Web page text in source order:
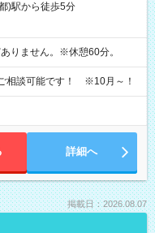
)駅から徒歩5分
りません。※休憩60分。
相談可能です！ ※10月～！
詳細へ
掲載日：2026.08.07